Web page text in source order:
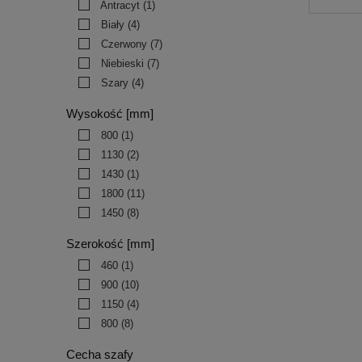
Antracyt (1)
Biały (4)
Czerwony (7)
Niebieski (7)
Szary (4)
Wysokość [mm]
800 (1)
1130 (2)
1430 (1)
1800 (11)
1450 (8)
Szerokość [mm]
460 (1)
900 (10)
1150 (4)
800 (8)
Cecha szafy